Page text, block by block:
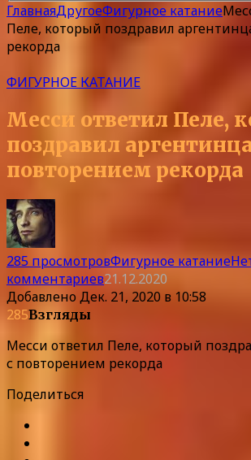
ГлавнаяДругоеФигурное катание
Пеле, который поздравил
рекорда
ФИГУРНОЕ КАТАНИЕ
Месси ответил Пеле,
поздравил
повторением рекорда
285 просмотровФигурное катание
комментариев21.12.2020
ДобавленоДек. 21, 2020 в 10:58
285Взгляды
Месси ответил Пеле, который
с повторением рекорда
Поделиться